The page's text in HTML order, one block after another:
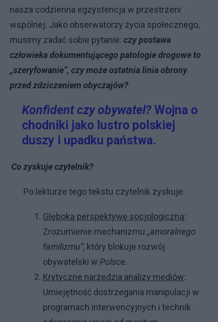
nasza codzienna egzystencja w przestrzeni
wspólnej. Jako obserwatorzy życia społecznego,
musimy zadać sobie pytanie: czy postawa
człowieka dokumentującego patologie drogowe to
„szeryfowanie”, czy może ostatnia linia obrony
przed zdziczeniem obyczajów?
Konfident czy obywatel? Wojna o
chodniki jako lustro polskiej
duszy i upadku państwa.
Co zyskuje czytelnik?
Po lekturze tego tekstu czytelnik zyskuje:
Głęboką perspektywę socjologiczną:
Zrozumienie mechanizmu „amoralnego
familizmu”, który blokuje rozwój
obywatelski w Polsce.
Krytyczne narzędzia analizy mediów:
Umiejętność dostrzegania manipulacji w
programach interwencyjnych i technik